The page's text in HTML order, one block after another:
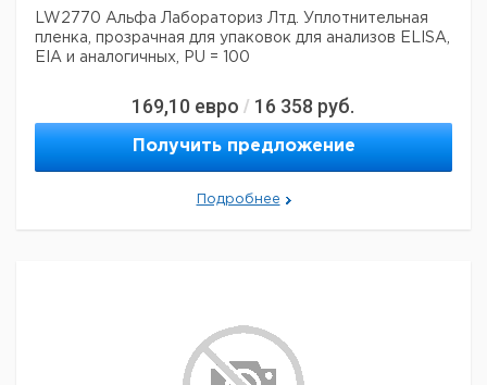
LW2770 Альфа Лабораториз Лтд. Уплотнительная
пленка, прозрачная для упаковок для анализов ELISA,
EIA и аналогичных, PU = 100
169,10 евро / 16 358 руб.
Получить предложение
Подробнее